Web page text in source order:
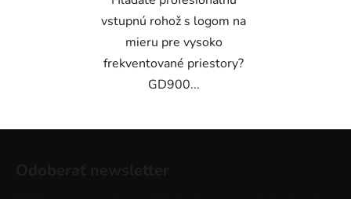
vstupnú rohož s logom na
mieru pre vysoko
frekventované priestory?
GD900...